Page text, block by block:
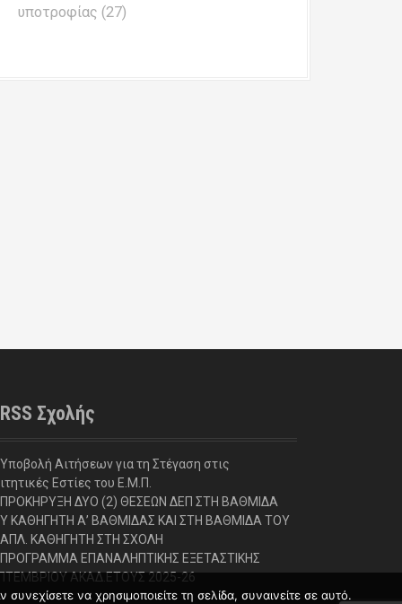
υποτροφίας (27)
RSS Σχολής
Υποβολή Αιτήσεων για τη Στέγαση στις
Εστίες του Ε.Μ.Π.
ΠΡΟΚΗΡΥΞΗ ΔΥΟ (2) ΘΕΣΕΩΝ ΔΕΠ ΣΤΗ ΒΑΘΜΙΔΑ
ΚΑΘΗΓΗΤΗ Α’ ΒΑΘΜΙΔΑΣ ΚΑΙ ΣΤΗ ΒΑΘΜΙΔΑ ΤΟΥ
ΚΑΘΗΓΗΤΗ ΣΤΗ ΣΧΟΛΗ
ΠΡΟΓΡΑΜΜΑ ΕΠΑΝΑΛΗΠΤΙΚΗΣ ΕΞΕΤΑΣΤΙΚΗΣ
ΑΚΑΔ.ΕΤΟΥΣ 2025-26
να χρησιμοποιείτε τη σελίδα, συναινείτε σε αυτό.